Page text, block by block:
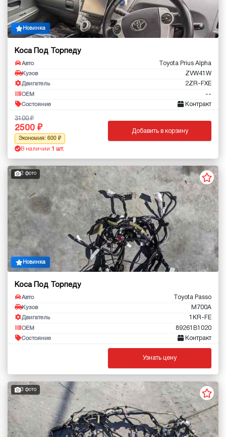
Новинка
Коса Под Торпеду
Авто Toyota Prius Alpha
Кузов ZVW41W
Двигатель 2ZR-FXE
OEM --
Состояние Контракт
3100
2500
Экономия: 600
В наличии: 1 шт.
Добавить в корзину
2 фото
Новинка
Коса Под Торпеду
Авто Toyota Passo
Кузов M700A
Двигатель 1KR-FE
OEM 89261B1020
Состояние Контракт
Узнать цену
3 фото